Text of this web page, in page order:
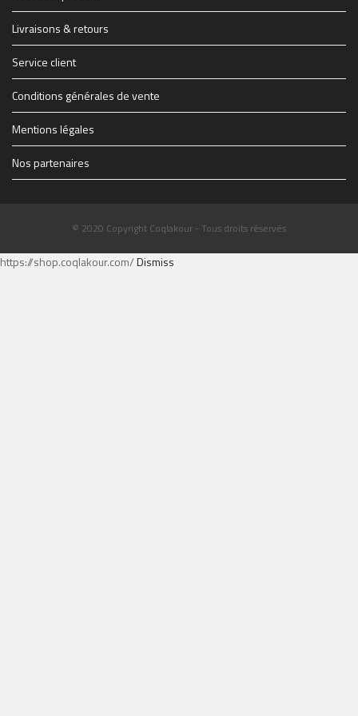
THE-FINAL-Flyer-recto-WEB.jpg
1914347_1228083069627_1579928_n.jpg
Livraisons & retours
Service client
Conditions générales de vente
Mentions légales
Nos partenaires
© 2020 Copyright Coqlakour - Tous droits réservés
https://shop.coqlakour.com/Dismiss